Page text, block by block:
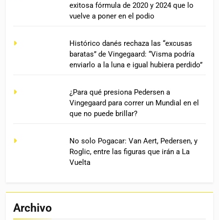
exitosa fórmula de 2020 y 2024 que lo
vuelve a poner en el podio
Histórico danés rechaza las “excusas
baratas” de Vingegaard: “Visma podría
enviarlo a la luna e igual hubiera perdido”
¿Para qué presiona Pedersen a
Vingegaard para correr un Mundial en el
que no puede brillar?
No solo Pogacar: Van Aert, Pedersen, y
Roglic, entre las figuras que irán a La
Vuelta
Archivo